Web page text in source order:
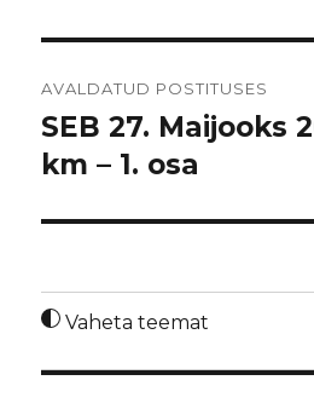
AVALDATUD POSTITUSES
SEB 27. Maijooks
km – 1. osa
Vaheta teemat